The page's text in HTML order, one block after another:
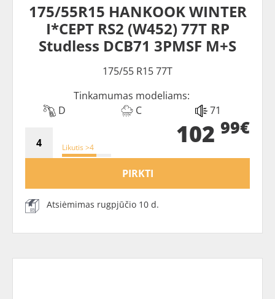
175/55R15 HANKOOK WINTER
I*CEPT RS2 (W452) 77T RP
Studless DCB71 3PMSF M+S
175/55 R15 77T
Tinkamumas modeliams:
D
C 71
Likutis >4 102 99€
PIRKTI
Atsiėmimas rugpjūčio 10 d.